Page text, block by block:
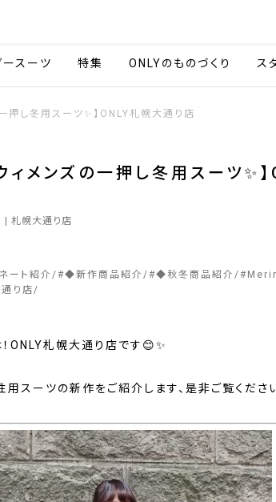
スーツ 特集 ONLYのものづくり ス
押し冬用スーツ✨】ONLY札幌大通り店
ィメンズの一押し冬用スーツ✨
| 札幌大通り店
ート紹介 #◆新作商品紹介 #◆秋冬商品紹介 #
り店
ONLY札幌大通り店です😊✨
用スーツの新作をご紹介します、是非ご覧くださ